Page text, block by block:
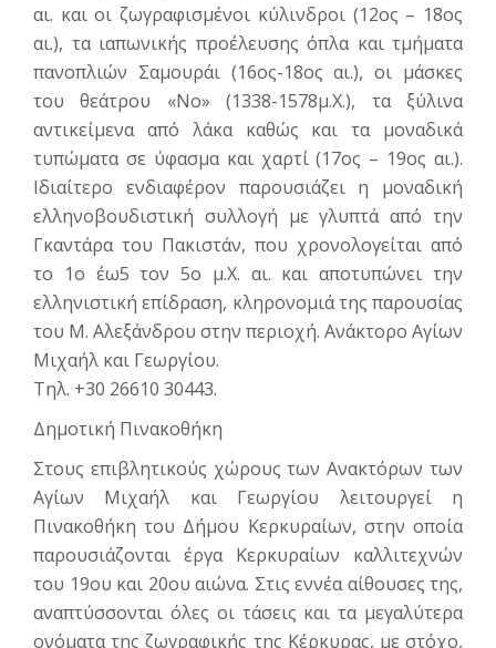
αι. και οι ζωγραφισμένοι κύλινδροι (12ος – 18ος
αι.), τα ιαπωνικής προέλευσης όπλα και τμήματα
πανοπλιών Σαμουράι (16ος-18ος αι.), οι μάσκες
του θεάτρου «Νο» (1338-1578μ.Χ.), τα ξύλινα
αντικείμενα από λάκα καθώς και τα μοναδικά
τυπώματα σε ύφασμα και χαρτί (17ος – 19ος αι.).
Ιδιαίτερο ενδιαφέρον παρουσιάζει η μοναδική
ελληνοβουδιστική συλλογή με γλυπτά από την
Γκαντάρα του Πακιστάν, που χρονολογείται από
το 1ο έω5 τον 5ο μ.Χ. αι. και αποτυπώνει την
ελληνιστική επίδραση, κληρονομιά της παρουσίας
του Μ. Αλεξάνδρου στην περιοχή. Ανάκτορο Αγίων
Μιχαήλ και Γεωργίου.
Tηλ. +30 26610 30443.
Δημοτική Πινακοθήκη
Στους επιβλητικούς χώρους των Ανακτόρων των
Αγίων Μιχαήλ και Γεωργίου λειτουργεί η
Πινακοθήκη του Δήμου Κερκυραίων, στην οποία
παρουσιάζονται έργα Κερκυραίων καλλιτεχνών
του 19ου και 20ου αιώνα. Στις εννέα αίθουσες της,
αναπτύσσονται όλες οι τάσεις και τα μεγαλύτερα
ονόματα της ζωγραφικής της Κέρκυρας, με στόχο,